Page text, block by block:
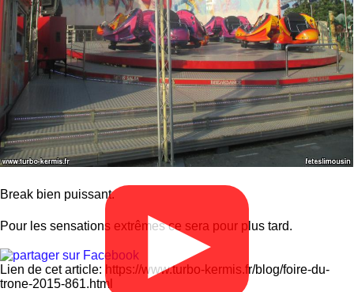
▶
Break bien puissant.
Pour les sensations extrêmes ce sera pour plus tard.
Lien de cet article: https://www.turbo-kermis.fr/blog/foire-du-
trone-2015-861.html